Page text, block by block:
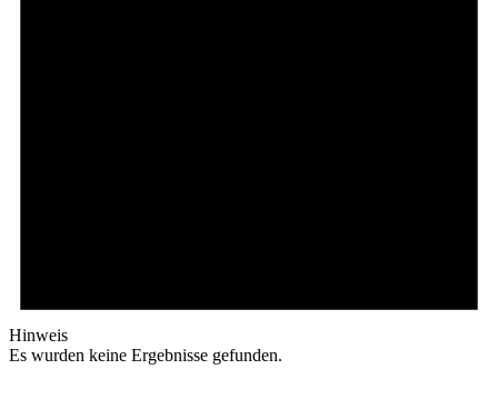
Hinweis
Es wurden keine Ergebnisse gefunden.